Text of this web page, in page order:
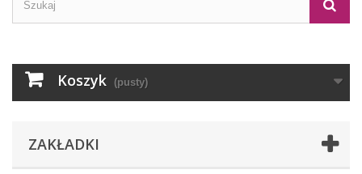
Koszyk (pusty)
ZAKŁADKI